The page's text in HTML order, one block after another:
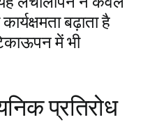
बढ़ाता है
में भी
प्रतिरोध